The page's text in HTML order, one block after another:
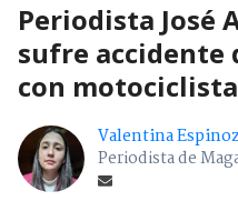
Periodista José
sufre accidente
con motociclista
Valentina
Periodista de